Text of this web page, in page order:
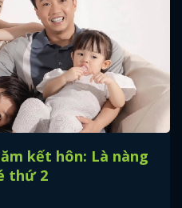
kết hôn: Là nàng
thứ 2